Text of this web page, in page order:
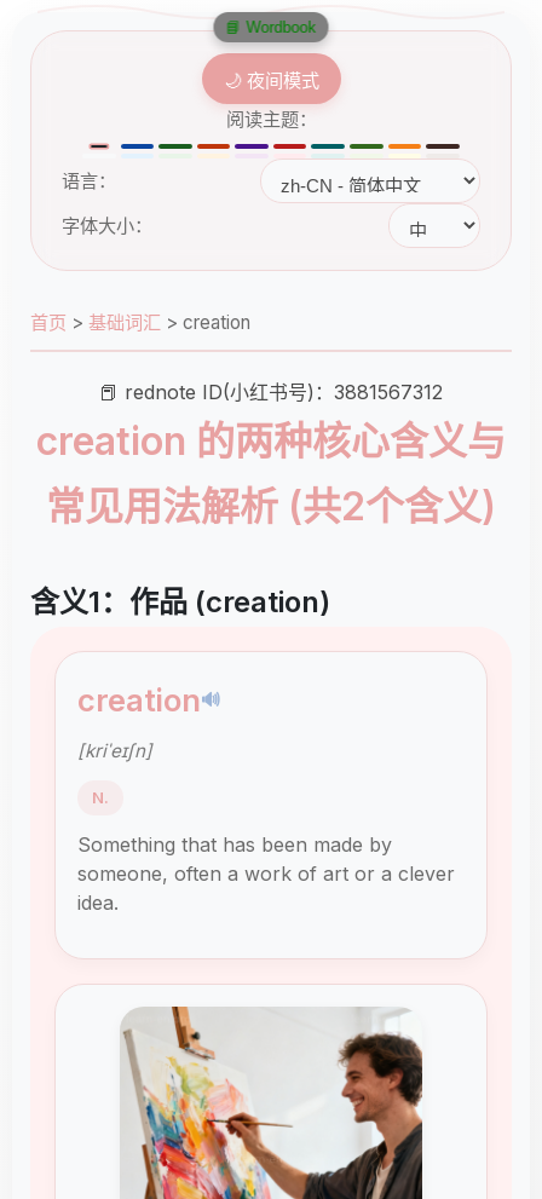
🌙 夜间模式
阅读主题：
语言：
字体大小：
首页 > 基础词汇 > creation
📕 rednote ID(小红书号)：3881567312
creation 的两种核心含义与
常见用法解析 (共2个含义)
含义1：作品 (creation)
creation🔊
[kriˈeɪʃn]
N.
Something that has been made by
someone, often a work of art or a clever
idea.
📘 Wordbook